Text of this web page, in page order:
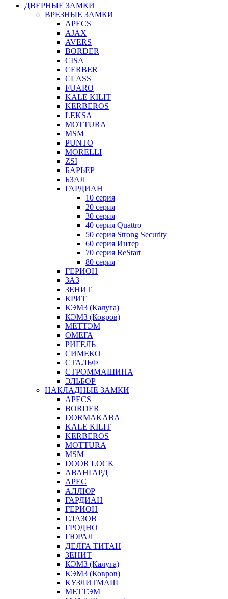
ДВЕРНЫЕ ЗАМКИ
ВРЕЗНЫЕ ЗАМКИ
APECS
AJAX
AVERS
BORDER
CISA
CERBER
CLASS
FUARO
KALE KILIT
KERBEROS
LEKSA
MOTTURA
MSM
PUNTO
MORELLI
ZSI
БАРЬЕР
БЗАЛ
ГАРДИАН
10 серия
20 серия
30 серия
40 серия Quattro
50 серия Strong Security
60 серия Интер
70 серия ReStart
80 серия
ГЕРИОН
ЗАЗ
ЗЕНИТ
КРИТ
КЭМЗ (Калуга)
КЭМЗ (Ковров)
МЕТТЭМ
ОМЕГА
РИГЕЛЬ
СИМЕКО
СТАЛЬФ
СТРОММАШИНА
ЭЛЬБОР
НАКЛАДНЫЕ ЗАМКИ
APECS
BORDER
DORMAKABA
KALE KILIT
KERBEROS
MOTTURA
MSM
DOOR LOCK
АВАНГАРД
АРЕС
АЛЛЮР
ГАРДИАН
ГЕРИОН
ГЛАЗОВ
ГРОДНО
ГЮРАЛ
ДЕЛГА ТИТАН
ЗЕНИТ
КЭМЗ (Калуга)
КЭМЗ (Ковров)
КУЗЛИТМАШ
МЕТТЭМ